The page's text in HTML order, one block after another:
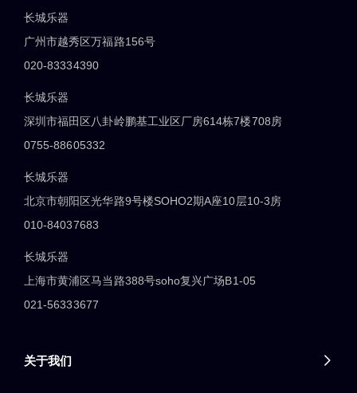
长城乐器
广州市越秀区万福路156号
020-83334390
长城乐器
深圳市福田区八卦岭鹏基工业区厂房614栋7楼708房
0755-88605332
长城乐器
北京市朝阳区光华路9号楼SOHO2期A座10层10-3房
010-84037683
长城乐器
上海市黄浦区马当路388号soho复兴广场B1-05
021-56333677
关于我们 